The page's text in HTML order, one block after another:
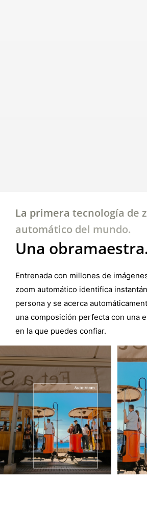
La primera tecnología de
automático del mundo.
Una obra
Entrenada con millones de
zoom automático identifica
persona y se acerca
una composición perfecta con una
en la que puedes confiar.